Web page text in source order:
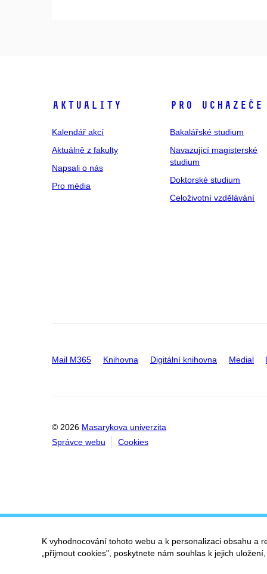
Aktuality
Kalendář akcí
Aktuálně z fakulty
Napsali o nás
Pro média
Pro uchazeče
Bakalářské studium
Navazující magisterské
studium
Doktorské studium
Celoživotní vzdělávání
Mail M365 Knihovna Digitální knihovna Medial
© 2026 Masarykova univerzita
Správce webu
Cookies
K vyhodnocování tohoto webu a k personalizaci obsahu a
„přijmout cookies", poskytnete nám souhlas k jejich